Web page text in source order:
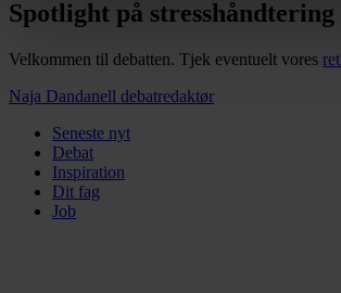
vores privatlivspolitik, som du kan finde
https://www.folkeskolen.dk/
Spotlight på stresshåndtering
Velkommen til debatten. Tjek eventuelt vores
Naja Dandanell debatredaktør
Seneste nyt
Debat
Inspiration
Dit fag
Job